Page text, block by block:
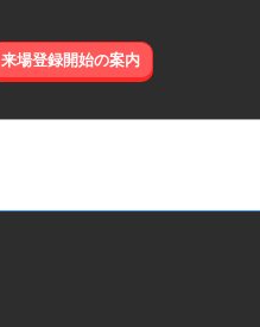
来場登録開始の案内